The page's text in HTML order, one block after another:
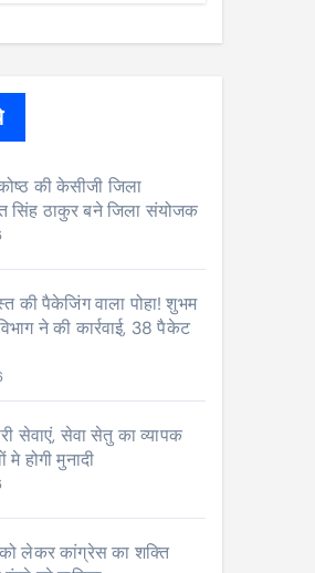
की केसीजी जिला
सिंह ठाकुर बने जिला संयोजक
की पैकेजिंग वाला पोहा! शुभम
ने की कार्रवाई, 38 पैकेट
सेवाएं, सेवा सेतु का व्यापक
होगी मुनादी
लेकर कांग्रेस का शक्ति